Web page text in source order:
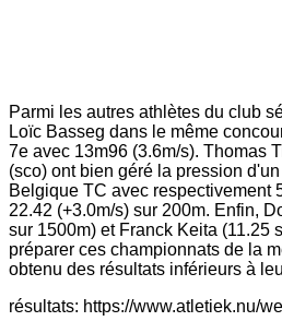
Parmi les autres athlètes du club
Loïc Basseg dans le même
7e avec 13m96 (3.6m/s). Thomas
(sco) ont bien géré la pression
Belgique TC avec respectivement
22.42 (+3.0m/s) sur 200m. Enfin,
sur 1500m) et Franck Keita (11.25
préparer ces championnats de la
obtenu des résultats inférieurs à
résultats: https://www.atletiek.nu/